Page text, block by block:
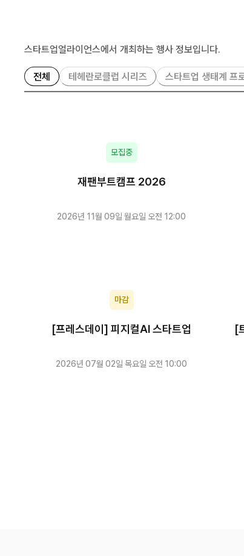
스타트업얼라이언스에서 개최하는 행사 정보입니다.
전체 테헤란로클럽 시리즈 스타트업 생태계 프
모집중
재팬부트캠프 2026
2026년 11월 09일 월요일 오전 12:00
마감
[프레스데이] 피지컬AI 스타트업
2026년 07월 02일 목요일 오전 10:00
[